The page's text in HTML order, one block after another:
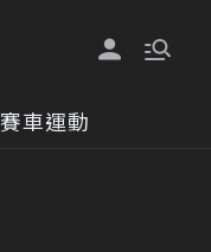
賽車運動